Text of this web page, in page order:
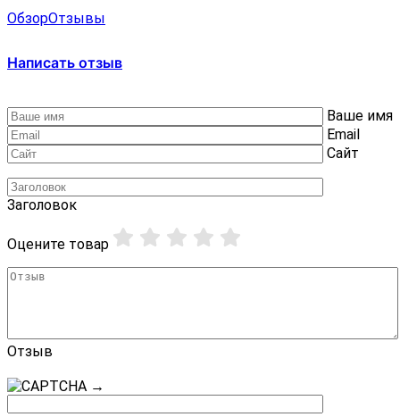
ОбзорОтзывы
Написать отзыв
Ваше имя
Email
Сайт
Заголовок
Оцените товар
Отзыв
→